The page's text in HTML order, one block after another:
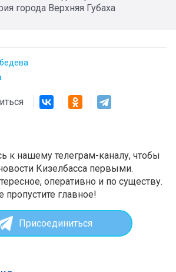
города Верхняя Губаха
к нашему телеграм-каналу, чтобы
Кизелбасса первыми.
оперативно и по существу.
пропустите главное!
Присоединиться